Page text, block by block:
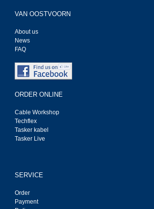
VAN OOSTVOORN
About us
News
FAQ
ORDER ONLINE
Cable Workshop
Techflex
Tasker kabel
Tasker Live
SERVICE
Order
Payment